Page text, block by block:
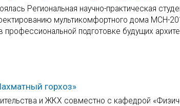
Региональная научно-практическая
мультикомфортного дома MCH-
подготовке будущих
горхоз»
и ЖКХ совместно с кафедрой